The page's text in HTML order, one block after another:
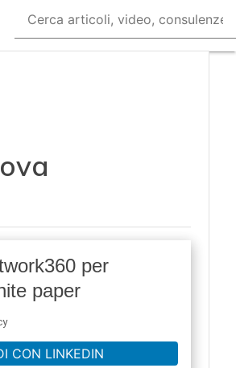
per
paper
CON LINKEDIN